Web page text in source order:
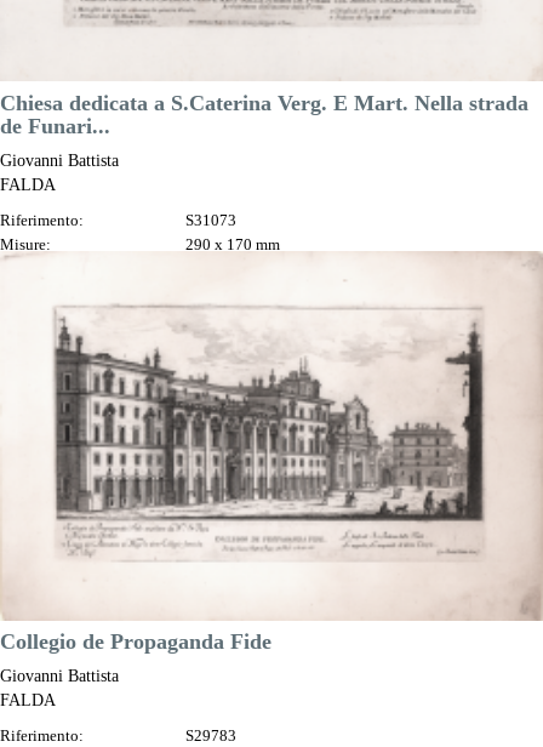
Chiesa dedicata a S.Caterina Verg. E Mart. Nella strada
de Funari...
Giovanni Battista
FALDA
Riferimento:
S31073
Misure:
290 x 170 mm
Prezzo
130,00 €
Anteprima
DESCRIZIONE
Collegio de Propaganda Fide
Giovanni Battista
FALDA
Riferimento:
S29783